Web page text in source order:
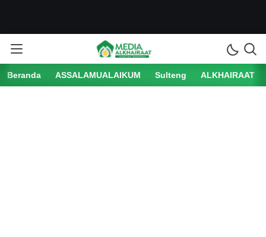
Beranda ASSALAMUALAIKUM Sulteng ALKHAIRAAT